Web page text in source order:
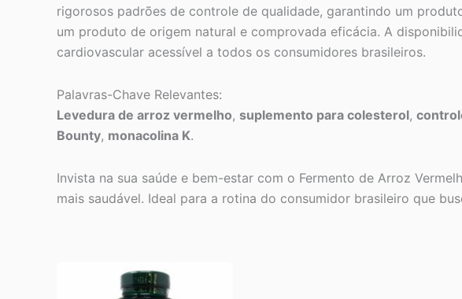
rigorosos padrões de controle de qualidade, garantindo um
um produto de origem natural e comprovada eficácia. A
cardiovascular acessível a todos os consumidores brasileiros.
Palavras-Chave Relevantes:
Levedura de arroz vermelho, suplemento para colesterol,
Bounty, monacolina K.
Invista na sua saúde e bem-estar com o Fermento de Arroz
mais saudável. Ideal para a rotina do consumidor brasileiro que